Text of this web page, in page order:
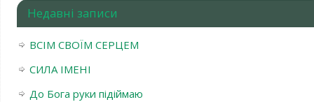
Недавні записи
ВСІМ СВОЇМ СЕРЦЕМ
СИЛА ІМЕНІ
До Бога руки підіймаю